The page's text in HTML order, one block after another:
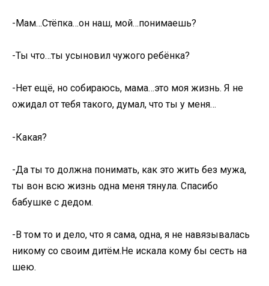
-Мам…Стёпка…он наш, мой…понимаешь?
-Ты что…ты усыновил чужого ребёнка?
-Нет ещё, но собираюсь, мама…это моя жизнь. Я не
ожидал от тебя такого, думал, что ты у меня…
-Какая?
-Да ты то должна понимать, как это жить без мужа,
ты вон всю жизнь одна меня тянула. Спасибо
бабушке с дедом.
-В том то и дело, что я сама, одна, я не навязывалась
никому со своим дитём.Не искала кому бы сесть на
шею.